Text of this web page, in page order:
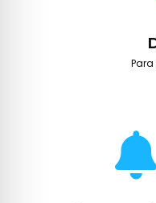
Para